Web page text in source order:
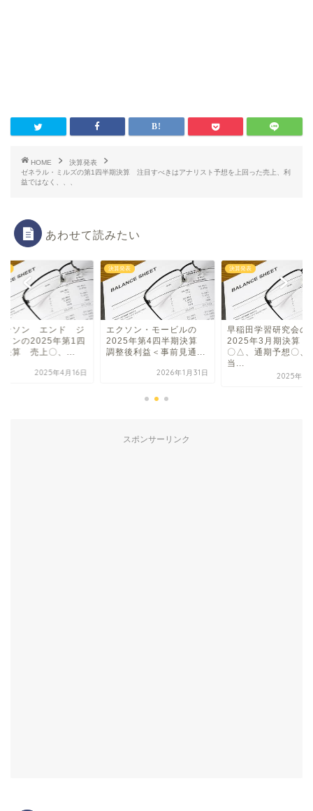
HOME
決算発表
ゼネラル・ミルズの第1四半期決算 注目すべきはアナリスト予想を上回った売上、利
益ではなく、、、
あわせて読みたい
ンソン エンド ジ
ソンの2025年第1四
決算 売上〇、...
2025年4月16日
決算発表
エクソン・モービルの
2025年第4四半期決算
調整後利益＜事前見通...
2026年1月31日
決算発表
早稲田学習研究会の
2025年3月期決算
〇△、通期予想〇、
当...
2025年5
スポンサーリンク